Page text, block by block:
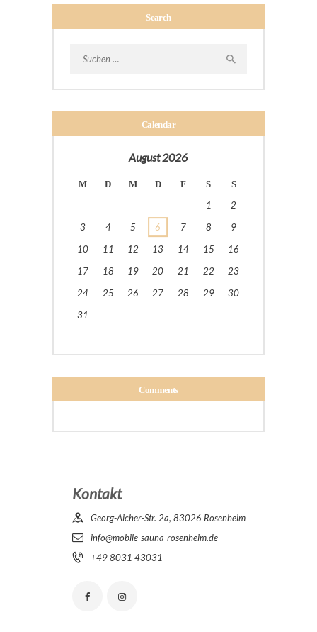
Search
nach:
Calendar
August 2026
M D M D F S S
1
2
3
4 5 6 7 8
9
10
11 12 13 14 15
16
17
18 19 20 21 22
23
24
25 26 27 28 29
30
31
Comments
Kontakt
Georg-Aicher-Str. 2a, 83026 Rosenheim
info@mobile-sauna-rosenheim.de
+49 8031 43031